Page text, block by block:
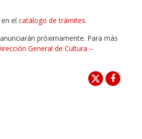
el catálogo de trámites.
próximamente. Para más
General de Cultura –